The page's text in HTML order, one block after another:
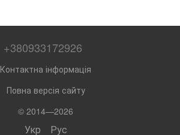
+380933172926
Контактна інформація
Повна версія сайту
© 2014—2026
Укр Рус